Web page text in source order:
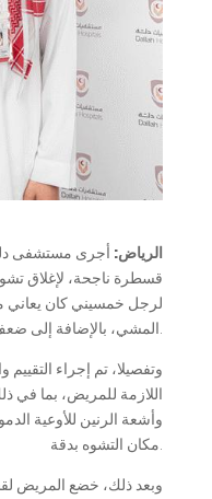
الرياض: أجرى مستشفى
قسطرة ناجحة، لإغلاق
لرجل خمسيني كان يعاني
وتفصيلا، تم إجراء
اللازمة للمريض، بما في
وأشعة الرنين للأوعية